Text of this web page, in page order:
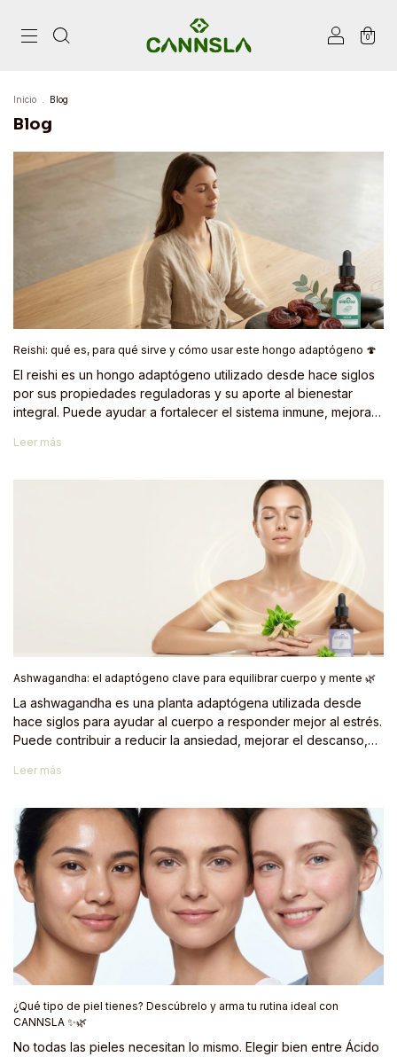
0
Inicio Blog
Blog
Reishi: qué es, para qué sirve y cómo usar este hongo adaptógeno 🍄
El reishi es un hongo adaptógeno utilizado desde hace siglos
por sus propiedades reguladoras y su aporte al bienestar
integral. Puede ayudar a fortalecer el sistema inmune, mejorar
antioxidante. En CANNSLA, se integra como un complemento
Leer más
Ashwagandha: el adaptógeno clave para equilibrar cuerpo y mente 🌿
La ashwagandha es una planta adaptógena utilizada desde
hace siglos para ayudar al cuerpo a responder mejor al estrés.
Puede contribuir a reducir la ansiedad, mejorar el descanso,
general. En CANNSLA, se entiende como un complemento
en sinergia con el CBD.
Leer más
¿Qué tipo de piel tienes? Descúbrelo y arma tu rutina ideal con
CANNSLA ✨🌿
No todas las pieles necesitan lo mismo. Elegir bien entre Ácido